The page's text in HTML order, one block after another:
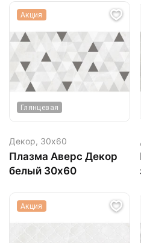
Акция
Глянцевая
Декор, 30х60
Плазма Аверс Декор
белый 30х60
Акция